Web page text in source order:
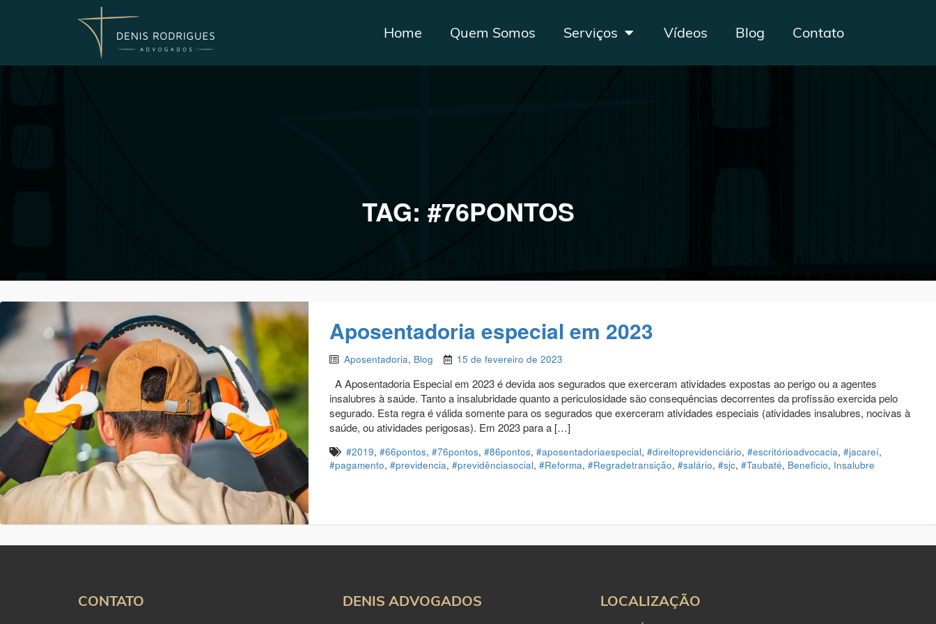
Home Quem Somos Serviços Vídeos Blog Contato
TAG: #76PONTOS
Aposentadoria especial em 2023
Aposentadoria, Blog 15 de fevereiro de 2023
A Aposentadoria Especial em 2023 é devida aos segurados que exerceram atividades expostas ao perigo ou a agentes
insalubres à saúde. Tanto a insalubridade quanto a periculosidade são consequências decorrentes da profissão exercida pelo
segurado. Esta regra é válida somente para os segurados que exerceram atividades especiais (atividades insalubres, nocivas à
saúde, ou atividades perigosas). Em 2023 para a […]
#2019, #66pontos, #76pontos, #86pontos, #aposentadoriaespecial, #direitoprevidenciário, #escritórioadvocacia, #jacareí,
#pagamento, #previdencia, #previdênciasocial, #Reforma, #Regradetransição, #salário, #sjc, #Taubaté, Beneficio, Insalubre
CONTATO DENIS ADVOGADOS LOCALIZAÇÃO